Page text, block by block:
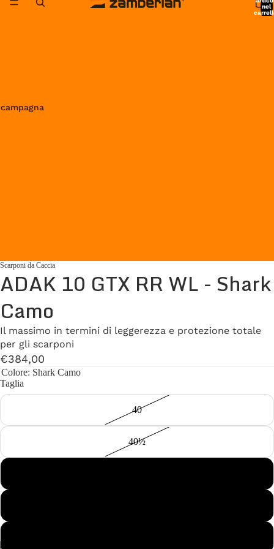
nel
Scarponi da Caccia
ADAK 10 GTX RR WL - Shark
Camo
Il massimo in termini di leggerezza e protezione totale
per gli scarponi
€384,00
Colore: Shark Camo
Taglia
40
40½